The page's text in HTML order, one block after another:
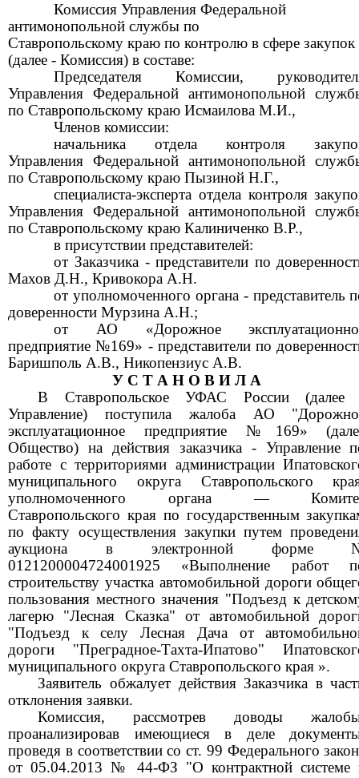
Комиссия Управления Федеральной
антимонопольной службы по
Ставропольскому краю по контролю в сфере закупок
(далее - Комиссия) в составе:
Председателя Комиссии,
Управления Федеральной антимонопольной
по Ставропольскому краю Исмаилова М.И.,
Членов комиссии:
начальника отдела контроля
Управления Федеральной антимонопольной
по Ставропольскому краю Пызиной Н.Г.,
специалиста-эксперта отдела контроля
Управления Федеральной антимонопольной
по Ставропольскому краю Калиниченко В.Р.,
в присутствии представителей:
от Заказчика - представители по
Махов Д.Н., Кривокора А.Н.
от уполномоченного органа - представитель
доверенности Мурзина А.Н.;
от АО «Дорожное
предприятие №169» - представители по
Баришполь А.В., Никопензиус А.В.
У С Т А Н О В И Л А
В Ставропольское УФАС России (далее
Управление) поступила жалоба АО
эксплуатационное предприятие №169»
Общество) на действия заказчика - Управление
работе с территориями администрации
муниципального округа Ставропольского
уполномоченного органа —
Ставропольского края по государственным
по факту осуществления закупки путем
аукциона в электронной форме
0121200004724001925 «Выполнение работ
строительству участка автомобильной дороги
пользования местного значения "Подъезд к
лагерю "Лесная Сказка" от автомобильной
"Подъезд к селу Лесная Дача от
дороги "Преградное-Тахта-Ипатово"
муниципального округа Ставропольского края ».
Заявитель обжалует действия Заказчика в
отклонения заявки.
Комиссия, рассмотрев доводы
проанализировав имеющиеся в деле
проведя в соответствии со ст. 99 Федерального
от 05.04.2013 № 44-ФЗ "О контрактной системе